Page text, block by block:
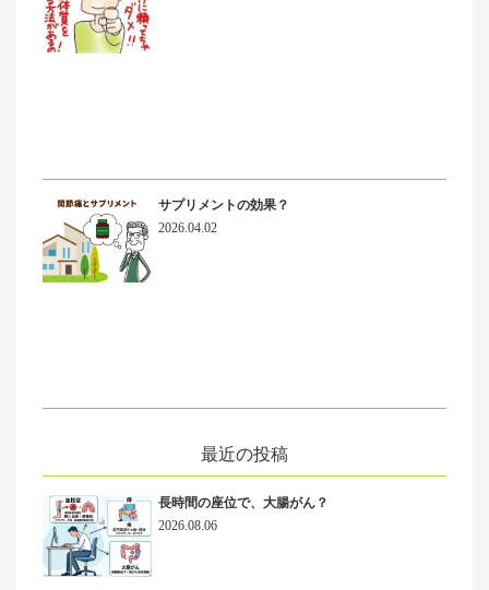
サプリメントの効果？
2026.04.02
最近の投稿
長時間の座位で、大腸がん？
2026.08.06